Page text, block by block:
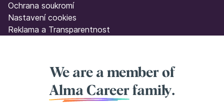
Ochrana soukromí
Nastavení cookies
Reklama a Transparentnost
We are a member of
Alma Career family.